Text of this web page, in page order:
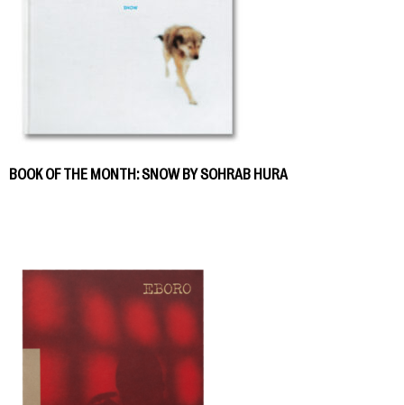
BOOK OF THE MONTH: SNOW BY SOHRAB HURA